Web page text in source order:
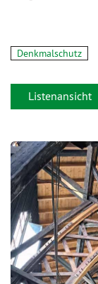
Denkmalschutz
Listenansicht